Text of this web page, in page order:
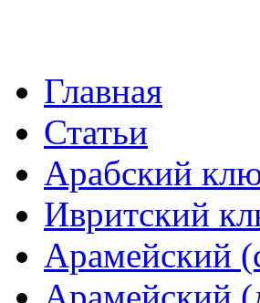
Главная
Статьи
Арабский
Ивритский
Арамейский